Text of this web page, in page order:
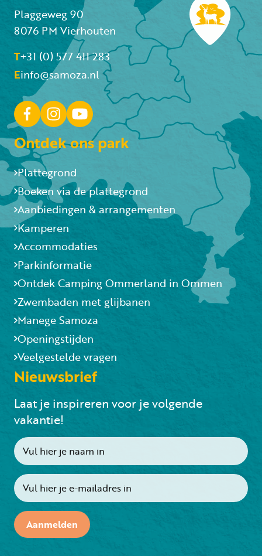
Plaggeweg 90
8076 PM Vierhouten
T+31 (0) 577 411 283
Einfo@samoza.nl
Ontdek ons park
Plattegrond
Boeken via de plattegrond
Aanbiedingen & arrangementen
Kamperen
Accommodaties
Parkinformatie
Ontdek Camping Ommerland in Ommen
Zwembaden met glijbanen
Manege Samoza
Openingstijden
Veelgestelde vragen
Nieuwsbrief
Laat je inspireren voor je volgende
vakantie!
Aanmelden